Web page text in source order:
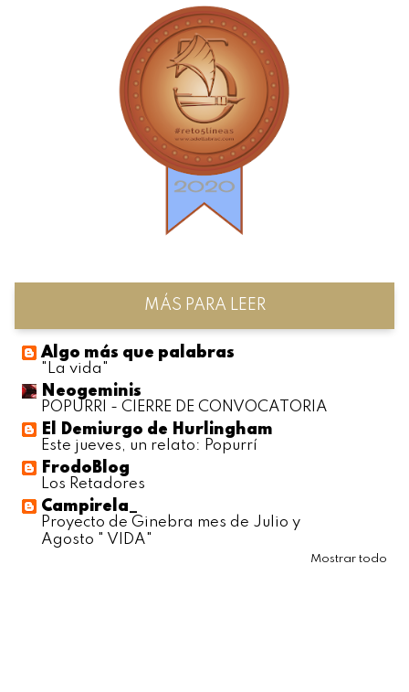
MÁS PARA LEER
Algo más que palabras
"La vida"
Neogeminis
POPURRI - CIERRE DE CONVOCATORIA
El Demiurgo de Hurlingham
Este jueves, un relato: Popurrí
FrodoBlog
Los Retadores
Campirela_
Proyecto de Ginebra mes de Julio y
Agosto " VIDA"
Mostrar todo